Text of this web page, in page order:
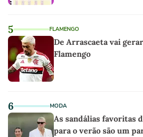
5 FLAMENGO
De Arrascaeta vai
Flamengo
6 MODA
As sandálias favoritas
para o verão são um